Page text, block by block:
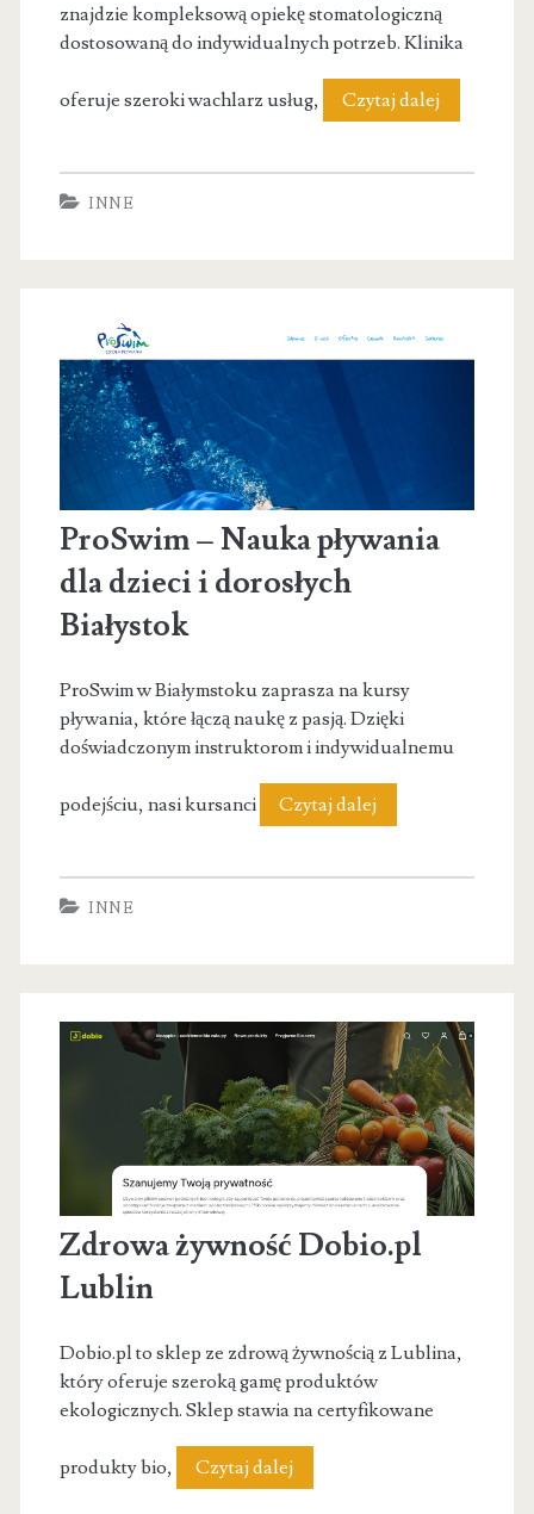
znajdzie kompleksową opiekę stomatologiczną
dostosowaną do indywidualnych potrzeb. Klinika
oferuje szeroki wachlarz usług, Czytaj dalejCentrum
Wrocław
INNE
ProSwim – Nauka pływania
dla dzieci i dorosłych
Białystok
ProSwim w Białymstoku zaprasza na kursy
pływania, które łączą naukę z pasją. Dzięki
doświadczonym instruktorom i indywidualnemu
podejściu, nasi kursanci Czytaj dalejProSwim
dzieci
dorosłych
Białystok
INNE
Zdrowa żywność Dobio.pl
Lublin
Dobio.pl to sklep ze zdrową żywnością z Lublina,
który oferuje szeroką gamę produktów
ekologicznych. Sklep stawia na certyfikowane
produkty bio, Czytaj dalejZdrowa